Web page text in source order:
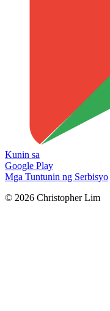
Kunin sa
Google Play
Mga Tuntunin ng Serbisyo
© 2026 Christopher Lim